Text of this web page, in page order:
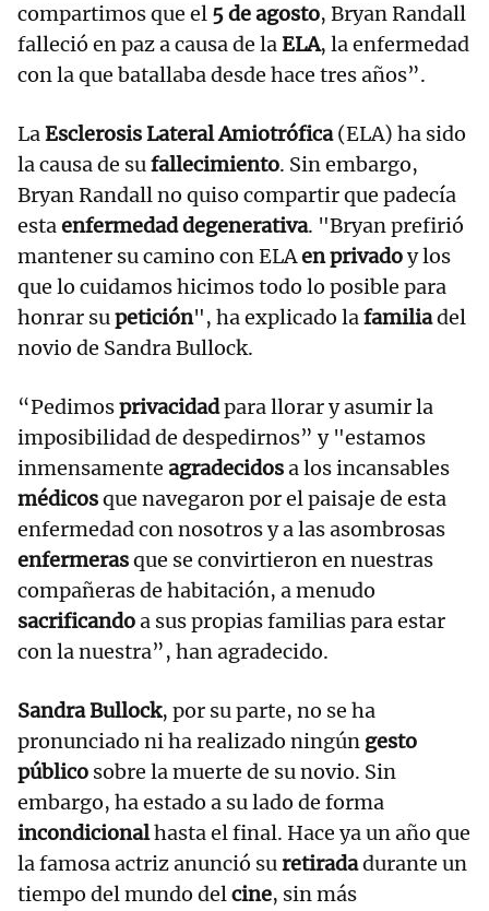
compartimos que el 5 de agosto, Bryan Randall
falleció en paz a causa de laELA, la enfermedad
con la que batallaba desde hace tres años”.
LaEsclerosis Lateral Amiotrófica(ELA) ha sido
la causa de sufallecimiento. Sin embargo,
Bryan Randall no quiso compartir que padecía
estaenfermedad degenerativa. "Bryan prefirió
mantener su camino con ELAen privadoy los
que lo cuidamos hicimos todo lo posible para
honrar supetición", ha explicado lafamiliadel
novio de Sandra Bullock.
“Pedimosprivacidadpara llorar y asumir la
imposibilidad de despedirnos” y "estamos
inmensamente agradecidosa los incansables
médicosque navegaron por el paisaje de esta
enfermedad con nosotros y a las asombrosas
enfermerasque se convirtieron en nuestras
compañeras de habitación, a menudo
sacrificandoa sus propias familias para estar
con la nuestra”, han agradecido.
Sandra Bullock, por su parte, no se ha
pronunciado ni ha realizado ningún gesto
público sobre la muerte de su novio. Sin
embargo, ha estado a su lado de forma
incondicionalhasta el final. Hace ya un año que
la famosa actriz anunció suretiradadurante un
tiempo del mundo delcine, sin más